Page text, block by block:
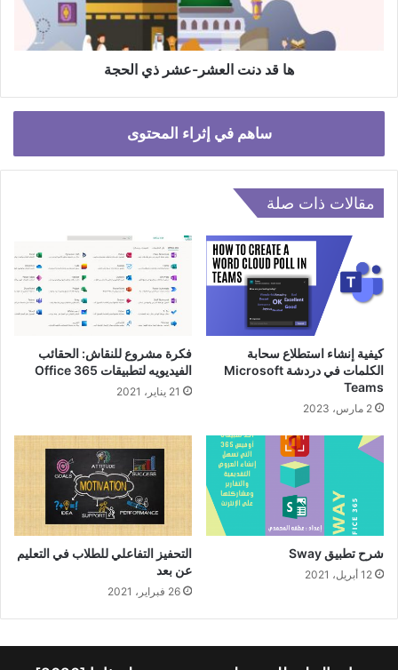
ها قد دنت العشر-عشر ذي الحجة
ساهم في إثراء المحتوى
مقالات ذات صلة
كيفية إنشاء استطلاع سحابة
الكلمات في دردشة Microsoft
Teams
2 مارس، 2023
فكرة مشروع للنقاش: الحقائب
الفيديويه لتطبيقات Office 365
21 يناير، 2021
شرح تطبيق Sway
12 أبريل، 2021
التحفيز التفاعلي للطلاب في التعليم
عن بعد
26 فبراير، 2021